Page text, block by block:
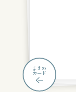
まえの
カード